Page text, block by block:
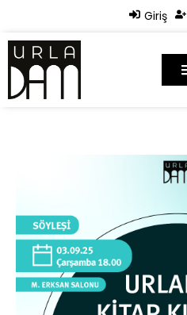
Giriş